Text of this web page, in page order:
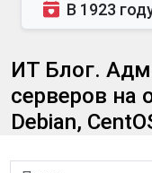
В 1923 году в Ростове-на-
ИТ Блог.
серверов на
Debian,